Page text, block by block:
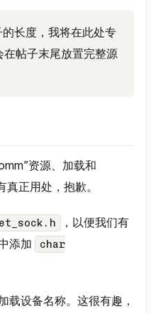
长度，我将在此处专
帖子末尾放置完整源
资源、加载和
正用处，抱歉。
，以便我们有
添加
char
载设备名称。这很有趣，